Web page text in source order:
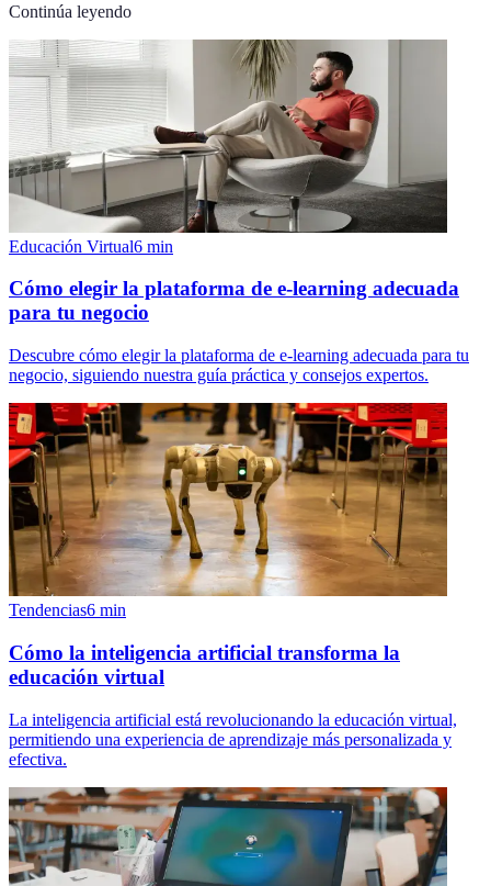
Continúa leyendo
Educación Virtual6 min
Cómo elegir la plataforma de e-learning adecuada
para tu negocio
Descubre cómo elegir la plataforma de e-learning adecuada para tu
negocio, siguiendo nuestra guía práctica y consejos expertos.
Tendencias6 min
Cómo la inteligencia artificial transforma la
educación virtual
La inteligencia artificial está revolucionando la educación virtual,
permitiendo una experiencia de aprendizaje más personalizada y
efectiva.